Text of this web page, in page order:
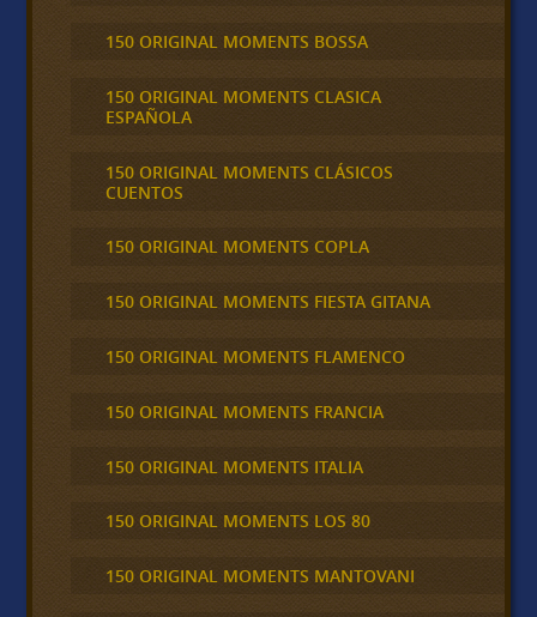
150 ORIGINAL MOMENTS BOSSA
150 ORIGINAL MOMENTS CLASICA
ESPAÑOLA
150 ORIGINAL MOMENTS CLÁSICOS
CUENTOS
150 ORIGINAL MOMENTS COPLA
150 ORIGINAL MOMENTS FIESTA GITANA
150 ORIGINAL MOMENTS FLAMENCO
150 ORIGINAL MOMENTS FRANCIA
150 ORIGINAL MOMENTS ITALIA
150 ORIGINAL MOMENTS LOS 80
150 ORIGINAL MOMENTS MANTOVANI